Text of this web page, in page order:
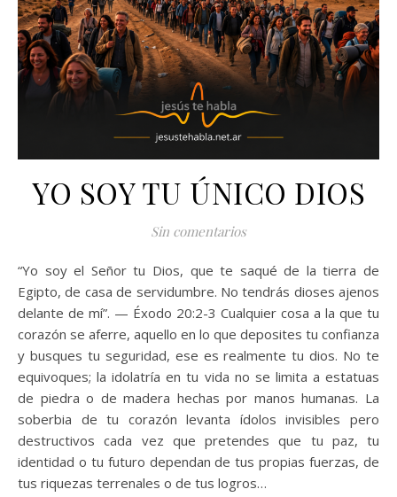
YO SOY TU ÚNICO DIOS
Sin comentarios
“Yo soy el Señor tu Dios, que te saqué de la tierra de
Egipto, de casa de servidumbre. No tendrás dioses ajenos
delante de mí”. — Éxodo 20:2-3 Cualquier cosa a la que tu
corazón se aferre, aquello en lo que deposites tu confianza
y busques tu seguridad, ese es realmente tu dios. No te
equivoques; la idolatría en tu vida no se limita a estatuas
de piedra o de madera hechas por manos humanas. La
soberbia de tu corazón levanta ídolos invisibles pero
destructivos cada vez que pretendes que tu paz, tu
identidad o tu futuro dependan de tus propias fuerzas, de
tus riquezas terrenales o de tus logros…